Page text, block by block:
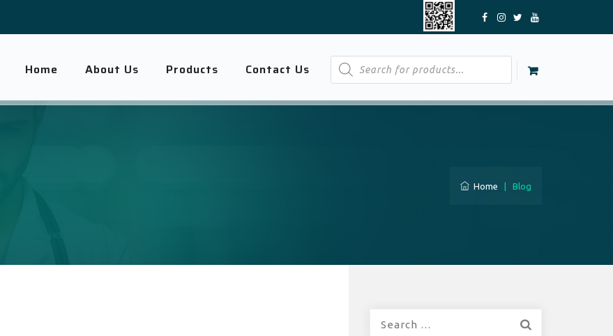
Products
search
Home About Us Products Contact Us
Home Blog